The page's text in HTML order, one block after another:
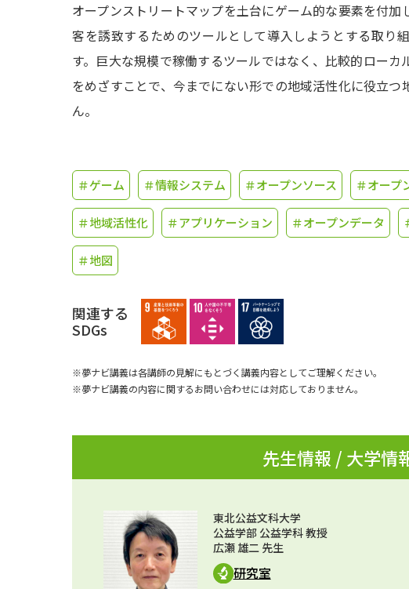
オープンストリートマップを土台にゲーム的な要素を付
客を誘致するためのツールとして導入しようとする取り
す。巨大な規模で稼働するツールではなく、比較的ロー
をめざすことで、今までにない形での地域活性化に役立
ん。
＃ゲーム ＃情報システム ＃オープンソース ＃オープ
＃地域活性化 ＃アプリケーション ＃オープンデータ
＃地図
関連する
SDGs
※夢ナビ講義は各講師の見解にもとづく講義内容としてご理解ください。
※夢ナビ講義の内容に関するお問い合わせには対応しておりません。
先生情報 / 大学情
東北公益文科大学
公益学部 公益学科 教授
広瀬 雄二 先生
研究室